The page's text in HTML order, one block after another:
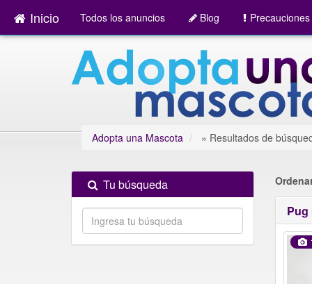
Inicio Todos los anuncios Blog Precauciones
Adopta una Mascota » Resultados de
Pug
Tu búsqueda